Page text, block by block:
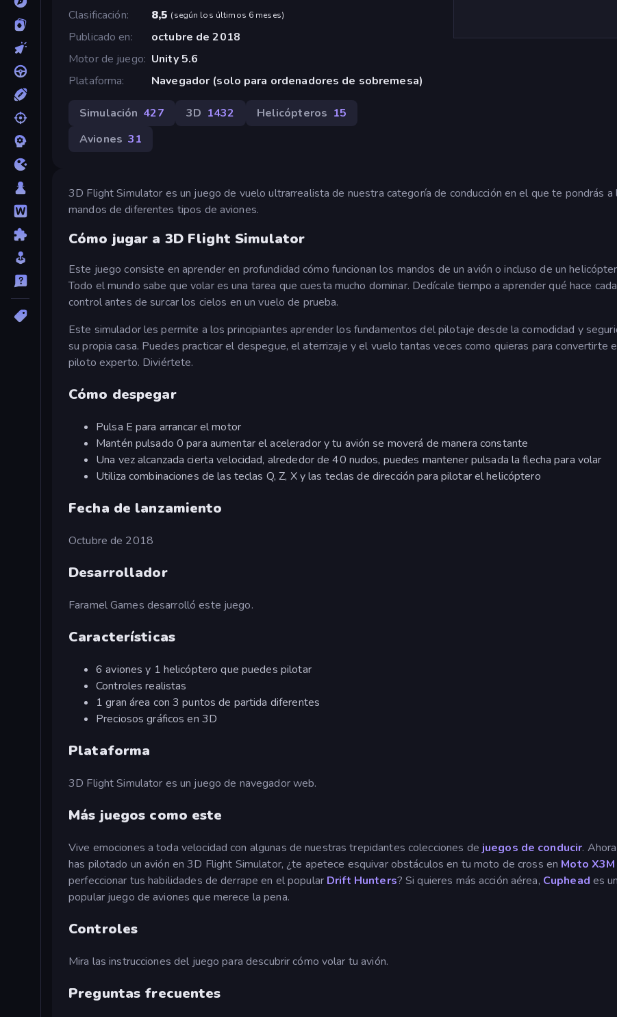
Clasificación
8,5 (según los últimos 6 meses)
Publicado en
octubre de 2018
Motor de juego Unity 5.6
Plataforma
Navegador (solo para ordenadores de sobremesa)
Simulación 427 3D 1432 Helicópteros 15
Aviones 31
3D Flight Simulator es un juego de vuelo ultrarrealista de nuestra categoría de conducción en el que te pondrás a
mandos de diferentes tipos de aviones.
Cómo jugar a 3D Flight Simulator
Este juego consiste en aprender en profundidad cómo funcionan los mandos de un avión o incluso de un
Todo el mundo sabe que volar es una tarea que cuesta mucho dominar. Dedícale tiempo a aprender qué hace cada
control antes de surcar los cielos en un vuelo de prueba.
Este simulador les permite a los principiantes aprender los fundamentos del pilotaje desde la comodidad y
su propia casa. Puedes practicar el despegue, el aterrizaje y el vuelo tantas veces como quieras para convertirte
piloto experto. Diviértete.
Cómo despegar
Pulsa E para arrancar el motor
Mantén pulsado 0 para aumentar el acelerador y tu avión se moverá de manera constante
Una vez alcanzada cierta velocidad, alrededor de 40 nudos, puedes mantener pulsada la flecha para volar
Utiliza combinaciones de las teclas Q, Z, X y las teclas de dirección para pilotar el helicóptero
Fecha de lanzamiento
Octubre de 2018
Desarrollador
Faramel Games desarrolló este juego.
Características
6 aviones y 1 helicóptero que puedes pilotar
Controles realistas
1 gran área con 3 puntos de partida diferentes
Preciosos gráficos en 3D
Plataforma
3D Flight Simulator es un juego de navegador web.
Más juegos como este
Vive emociones a toda velocidad con algunas de nuestras trepidantes colecciones de juegos de conducir.
has pilotado un avión en 3D Flight Simulator, ¿te apetece esquivar obstáculos en tu moto de cross en Moto X3M
perfeccionar tus habilidades de derrape en el popular Drift Hunters? Si quieres más acción aérea, Cuphead es un
popular juego de aviones que merece la pena.
Controles
Mira las instrucciones del juego para descubrir cómo volar tu avión.
Preguntas frecuentes